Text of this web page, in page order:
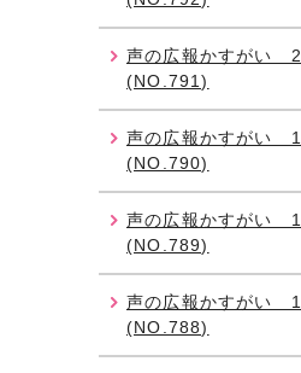
声の広報かすがい
(NO.791)
声の広報かすがい
(NO.790)
声の広報かすがい
(NO.789)
声の広報かすがい
(NO.788)